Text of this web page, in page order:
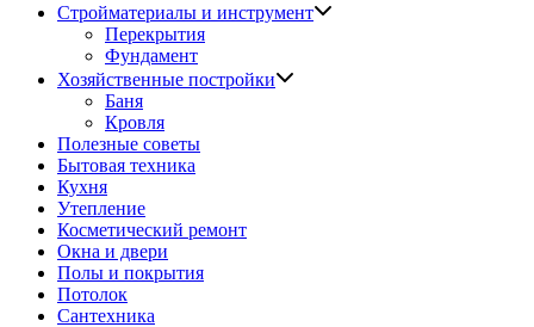
Стройматериалы и инструмент
Перекрытия
Фундамент
Хозяйственные постройки
Баня
Кровля
Полезные советы
Бытовая техника
Кухня
Утепление
Косметический ремонт
Окна и двери
Полы и покрытия
Потолок
Сантехника